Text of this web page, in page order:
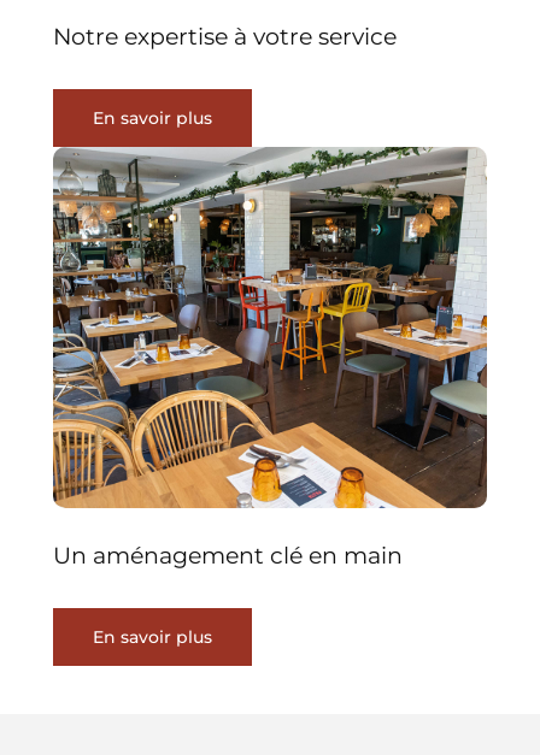
Notre expertise à votre service
En savoir plus
Un aménagement clé en main
En savoir plus